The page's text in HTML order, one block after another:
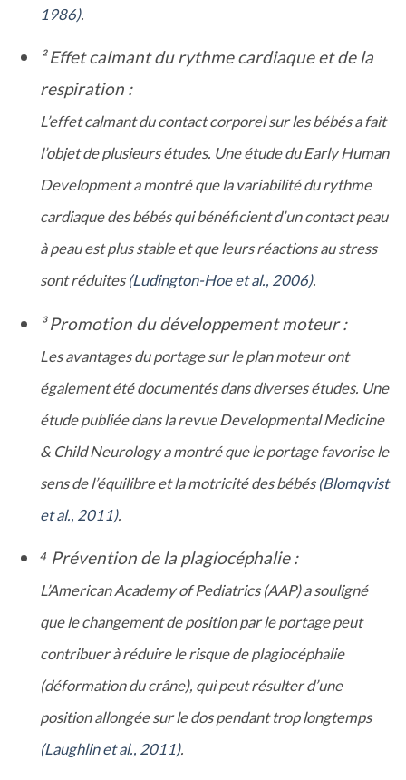
1986).
² Effet calmant du rythme cardiaque et de la
respiration :
L’effet calmant du contact corporel sur les bébés a fait
l’objet de plusieurs études. Une étude du Early Human
Development a montré que la variabilité du rythme
cardiaque des bébés qui bénéficient d’un contact peau
à peau est plus stable et que leurs réactions au stress
sont réduites (Ludington-Hoe et al., 2006).
³ Promotion du développement moteur :
Les avantages du portage sur le plan moteur ont
également été documentés dans diverses études. Une
étude publiée dans la revue Developmental Medicine
& Child Neurology a montré que le portage favorise le
sens de l’équilibre et la motricité des bébés (Blomqvist
et al., 2011).
⁴ Prévention de la plagiocéphalie :
L’American Academy of Pediatrics (AAP) a souligné
que le changement de position par le portage peut
contribuer à réduire le risque de plagiocéphalie
(déformation du crâne), qui peut résulter d’une
position allongée sur le dos pendant trop longtemps
(Laughlin et al., 2011).